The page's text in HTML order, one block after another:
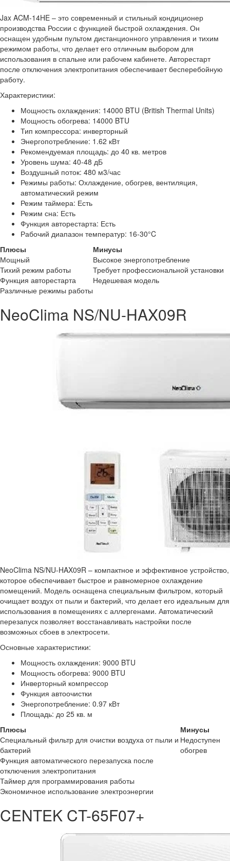
Jax ACM-14HE – это современный и стильный кондиционер
производства России с функцией быстрой охлаждения. Он
оснащен удобным пультом дистанционного управления и тихим
режимом работы, что делает его отличным выбором для
использования в спальне или рабочем кабинете. Авторестарт
после отключения электропитания обеспечивает бесперебойную
работу.
Характеристики:
Мощность охлаждения: 14000 BTU (British Thermal Units)
Мощность обогрева: 14000 BTU
Тип компрессора: инверторный
Энергопотребление: 1.62 кВт
Рекомендуемая площадь: до 40 кв. метров
Уровень шума: 40-48 дБ
Воздушный поток: 480 м3/час
Режимы работы: Охлаждение, обогрев, вентиляция,
автоматический режим
Режим таймера: Есть
Режим сна: Есть
Функция авторестарта: Есть
Рабочий диапазон температур: 16-30°C
Плюсы
Минусы
Мощный
Высокое энергопотребление
Тихий режим работы
Требует профессиональной установки
Функция авторестарта
Недешевая модель
Различные режимы работы
NeoClima NS/NU-HAX09R
NeoClima NS/NU-HAX09R – компактное и эффективное устройство,
которое обеспечивает быстрое и равномерное охлаждение
помещений. Модель оснащена специальным фильтром, который
очищает воздух от пыли и бактерий, что делает его идеальным для
использования в помещениях с аллергенами. Автоматический
перезапуск позволяет восстанавливать настройки после
возможных сбоев в электросети.
Основные характеристики:
Мощность охлаждения: 9000 BTU
Мощность обогрева: 9000 BTU
Инверторный компрессор
Функция автоочистки
Энергопотребление: 0.97 кВт
Площадь: до 25 кв. м
Плюсы
Минусы
Специальный фильтр для очистки воздуха от пыли и
бактерий
Недоступен
обогрев
Функция автоматического перезапуска после
отключения электропитания
Таймер для программирования работы
Экономичное использование электроэнергии
CENTEK CT-65F07+